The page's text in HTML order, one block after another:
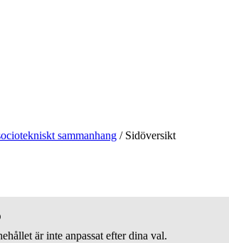
sammanhang /Sidöversikt
är inte anpassat efter dina val.